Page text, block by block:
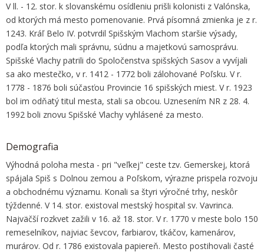
V ll. - 12. stor. k slovanskému osídleniu prišli kolonisti z Valónska,
od ktorých má mesto pomenovanie. Prvá písomná zmienka je z r.
1243. Kráľ Belo IV. potvrdil Spišským Vlachom staršie výsady,
podľa ktorých mali správnu, súdnu a majetkovú samosprávu.
Spišské Vlachy patrili do Spoločenstva spišských Sasov a vyvíjali
sa ako mestečko, v r. 1412 - 1772 boli zálohované Poľsku. V r.
1778 - 1876 boli súčasťou Provincie 16 spišských miest. V r. 1923
bol im odňatý titul mesta, stali sa obcou. Uznesením NR z 28. 4.
1992 boli znovu Spišské Vlachy vyhlásené za mesto.
Demografia
Výhodná poloha mesta - pri "veľkej" ceste tzv. Gemerskej, ktorá
spájala Spiš s Dolnou zemou a Poľskom, výrazne prispela rozvoju
a obchodnému významu. Konali sa štyri výročné trhy, neskôr
týždenné. V 14. stor. existoval mestský hospital sv. Vavrinca.
Najväčší rozkvet zažili v 16. až 18. stor. V r. 1770 v meste bolo 150
remeselníkov, najviac ševcov, farbiarov, tkáčov, kamenárov,
murárov. Od r. 1786 existovala papiereň. Mesto postihovali časté